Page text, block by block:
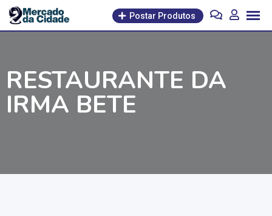
Pular
para
Postar Produtos
RESTAURANTE DA
IRMA BETE